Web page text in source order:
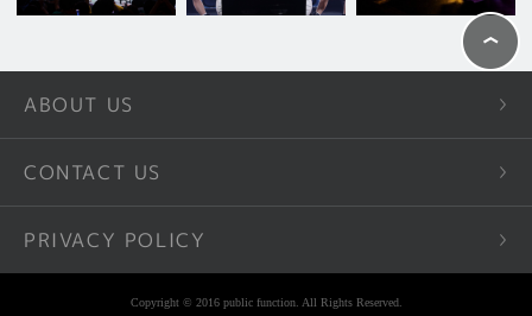
ABOUT US
CONTACT US
PRIVACY POLICY
Copyright © 2016 public function. All Rights Reserved.